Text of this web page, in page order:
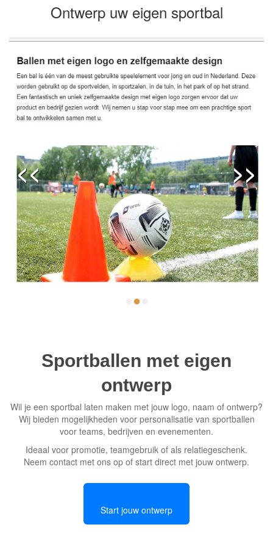
Ontwerp uw eigen sportbal
<< >>
Sportballen met eigen
ontwerp
Wil je een sportbal laten maken met jouw logo, naam of ontwerp?
Wij bieden mogelijkheden voor personalisatie van sportballen
voor teams, bedrijven en evenementen.
Ideaal voor promotie, teamgebruik of als relatiegeschenk.
Neem contact met ons op of start direct met jouw ontwerp.
Start jouw ontwerp